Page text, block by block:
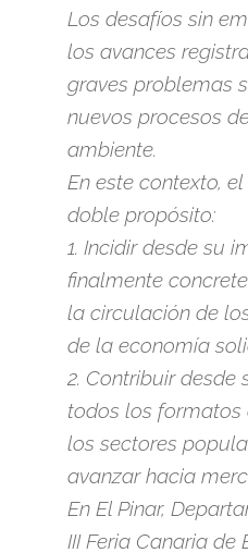
Los desafíos sin
los avances
graves problemas
nuevos procesos
ambiente.
En este contexto,
doble propósito:
1. Incidir desde su
finalmente
la circulación de
de la economía
2. Contribuir desde
todos los formatos
los sectores
avanzar hacia
En El Pinar,
III Feria Canaria de